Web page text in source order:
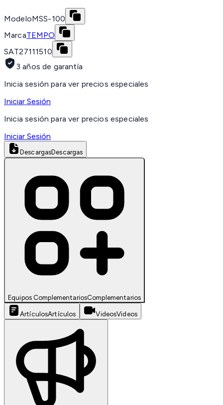
ModeloMSS-100
MarcaTEMPO
SAT27111510
3 años de garantía
Inicia sesión para ver precios especiales
Iniciar Sesión
Inicia sesión para ver precios especiales
Iniciar Sesión
DescargasDescargas
Equipos ComplementariosComplementarios
ArtículosArtículos VideosVideos